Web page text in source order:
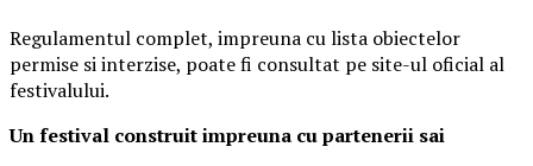
Regulamentul complet, impreuna cu lista obiectelor
permise si interzise, poate fi consultat pe site-ul oficial al
festivalului.
Un festival construitimpreuna cu partenerii sai